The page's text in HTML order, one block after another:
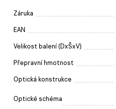
Záruka
EAN
Velikost balení (DxŠxV)
Přepravní hmotnost
Optická konstrukce
Optické schéma